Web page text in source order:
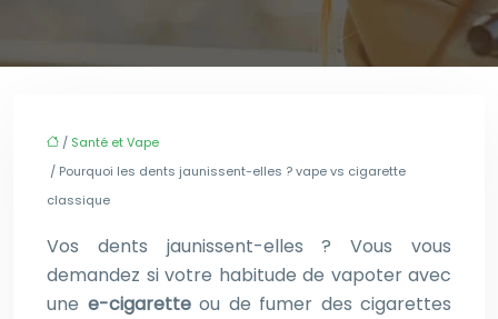
/ Santé et Vape
/ Pourquoi les dents jaunissent-elles ? vape vs cigarette
classique
Vos dents jaunissent-elles ? Vous vous
demandez si votre habitude de vapoter avec
une e-cigarette ou de fumer des cigarettes